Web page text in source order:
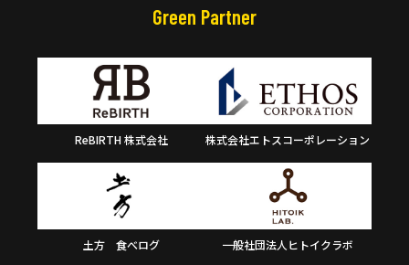
Green Partner
ReBIRTH 株式会社 株式会社エトスコーポレーション
土方 食べログ 一般社団法人ヒトイクラボ